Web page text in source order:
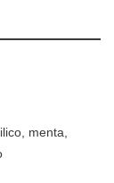
menta,